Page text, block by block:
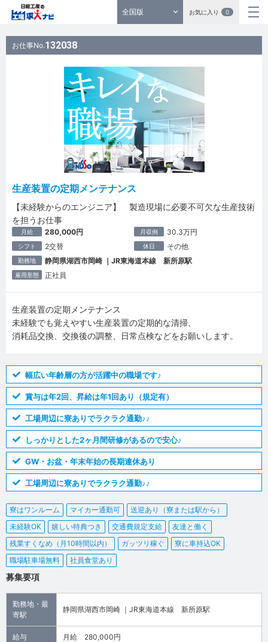
全国版 お気に入り 0
お仕事No.132038
生産装置の定期メンテナンス
【未経験からのエンジニア】 製造現場に必要不可欠な生産技術
を担うお仕事
月給 280,000円 月収例 30.3万円
シフト 2交替 休日 その他
勤務地 静岡県湖西市岡崎 ｜JR東海道本線 新所原駅
雇用形態 正社員
生産装置の定期メンテナンス
未経験でも覚えやすい生産装置の定期的な清掃、
消耗品交換、交換後の調整、日常点検などをお願いします。
幅広い年齢層の方が活躍中の職場です♪
賞与は年2回、昇給は年1回あり（規定有）
工場周辺に寮ありでラクラク通勤♪♪
しっかりとした2ヶ月間研修があるので安心♪
GW・お盆・年末年始の長期連休あり
工場周辺に寮ありでラクラク通勤♪♪
寮はワンルーム マイカー通勤可
送迎あり（寮または駅から）
未経験OK
嬉しい特典つき 交通費規定支給
友達と働く
残業すくなめ（月10時間以内）
ガッツリ稼ぐ
寮に車持込OK
職場駐車場無料
社員食堂あり
募集要項
勤務地・最
寄駅
静岡県湖西市岡崎 ｜JR東海道本線 新所原駅
給与 月給 280,000円